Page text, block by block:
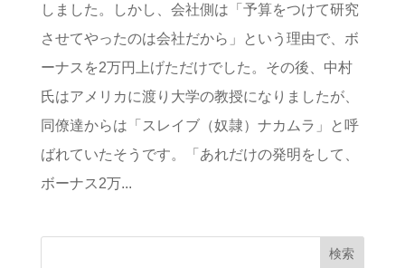
しました。しかし、会社側は「予算をつけて研究
させてやったのは会社だから」という理由で、ボ
ーナスを2万円上げただけでした。その後、中村
氏はアメリカに渡り大学の教授になりましたが、
同僚達からは「スレイブ（奴隷）ナカムラ」と呼
ばれていたそうです。「あれだけの発明をして、
ボーナス2万...
検索